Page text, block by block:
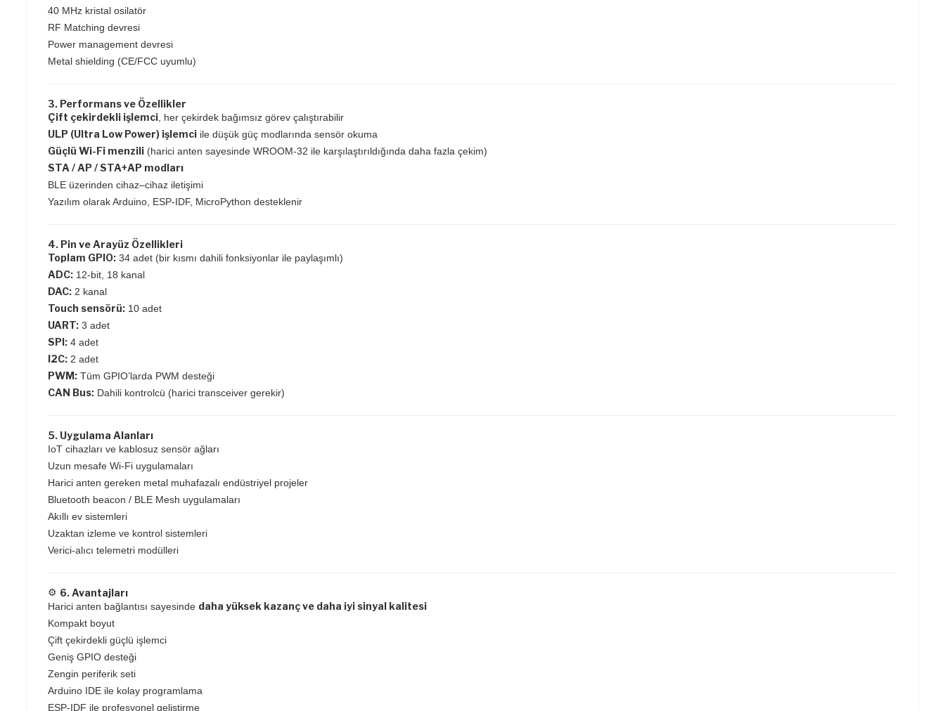
40 MHz kristal osilatör
RF Matching devresi
Power management devresi
Metal shielding (CE/FCC uyumlu)
3. Performans ve Özellikler
Çift çekirdekli işlemci , her çekirdek bağımsız görev çalıştırabilir
ULP (Ultra Low Power) işlemci ile düşük güç modlarında sensör okuma
Güçlü Wi-Fi menzili (harici anten sayesinde WROOM-32 ile karşılaştırıldığında daha fazla çekim)
STA / AP / STA+AP modları
BLE üzerinden cihaz–cihaz iletişimi
Yazılım olarak Arduino, ESP-IDF, MicroPython desteklenir
4. Pin ve Arayüz Özellikleri
Toplam GPIO: 34 adet (bir kısmı dahili fonksiyonlar ile paylaşımlı)
ADC: 12-bit, 18 kanal
DAC: 2 kanal
Touch sensörü: 10 adet
UART: 3 adet
SPI: 4 adet
I2C: 2 adet
PWM: Tüm GPIO’larda PWM desteği
CAN Bus: Dahili kontrolcü (harici transceiver gerekir)
5. Uygulama Alanları
IoT cihazları ve kablosuz sensör ağları
Uzun mesafe Wi-Fi uygulamaları
Harici anten gereken metal muhafazalı endüstriyel projeler
Bluetooth beacon / BLE Mesh uygulamaları
Akıllı ev sistemleri
Uzaktan izleme ve kontrol sistemleri
Verici-alıcı telemetri modülleri
⚙️ 6. Avantajları
Harici anten bağlantısı sayesinde daha yüksek kazanç ve daha iyi sinyal kalitesi
Kompakt boyut
Çift çekirdekli güçlü işlemci
Geniş GPIO desteği
Zengin periferik seti
Arduino IDE ile kolay programlama
ESP-IDF ile profesyonel geliştirme